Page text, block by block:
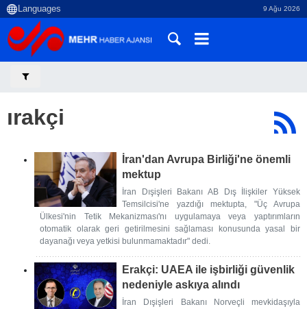
9 Ağu 2026
ırakçi
İran'dan Avrupa Birliği'ne önemli
mektup
İran Dışişleri Bakanı AB Dış İlişkiler Yüksek
Temsilcisi'ne yazdığı mektupta, "Üç Avrupa
Ülkesi'nin Tetik Mekanizması'nı uygulamaya veya yaptırımların
otomatik olarak geri getirilmesini sağlaması konusunda yasal bir
dayanağı veya yetkisi bulunmamaktadır" dedi.
Erakçi: UAEA ile işbirliği güvenlik
nedeniyle askıya alındı
İran Dışişleri Bakanı Norveçli mevkidaşıyla